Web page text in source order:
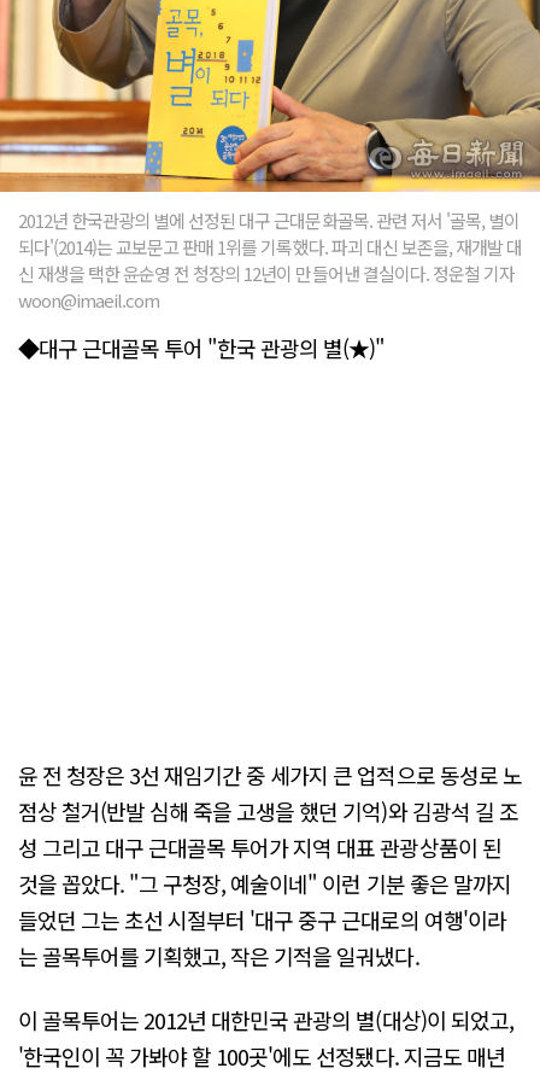
2012년 한국관광의 별에 선정된 대구 근대문화골목. 관련 저서 '골목, 별이
되다'(2014)는 교보문고 판매 1위를 기록했다. 파괴 대신 보존을, 재개발 대
신 재생을 택한 윤순영 전 청장의 12년이 만들어낸 결실이다. 정운철 기자
woon@imaeil.com
◆대구 근대골목 투어 "한국 관광의 별(★)"
윤 전 청장은 3선 재임기간 중 세가지 큰 업적으로 동성로 노
점상 철거(반발 심해 죽을 고생을 했던 기억)와 김광석 길 조
성 그리고 대구 근대골목 투어가 지역 대표 관광상품이 된
것을 꼽았다. "그 구청장, 예술이네" 이런 기분 좋은 말까지
들었던 그는 초선 시절부터 '대구 중구 근대로의 여행'이라
는 골목투어를 기획했고, 작은 기적을 일궈냈다.
이 골목투어는 2012년 대한민국 관광의 별(대상)이 되었고,
'한국인이 꼭 가봐야 할 100곳'에도 선정됐다. 지금도 매년